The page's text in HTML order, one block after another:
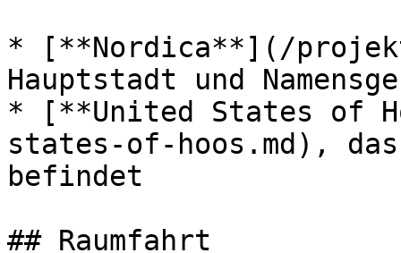
* [**Nordica**](/
Hauptstadt und
* [**United States of
states-of-hoos.md), das
befindet
## Raumfahrt